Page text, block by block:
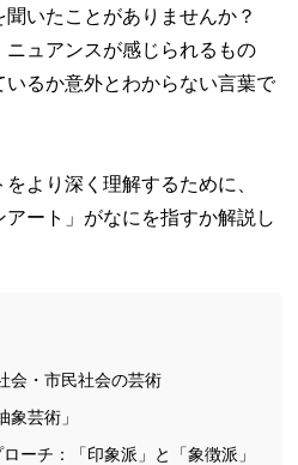
聞いたことがありませんか？
ニュアンスが感じられるもの
るか意外とわからない言葉で
より深く理解するために、
アート」がなにを指すか解説し
会・市民社会の芸術
象芸術」
ーチ：「印象派」と「象徴派」